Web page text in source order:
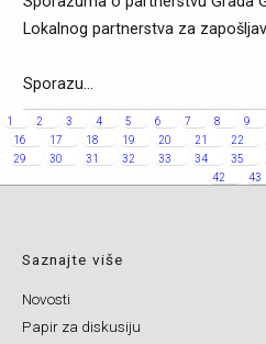
Lokalnog partnerstva za
Sporazu...
Saznaj više
1 2 3 4 5 6 7 8 9
16
17 18 19 20 21 22
29
30 31 32 33 34 35
42
43
Saznajte više
Novosti
Papir za diskusiju